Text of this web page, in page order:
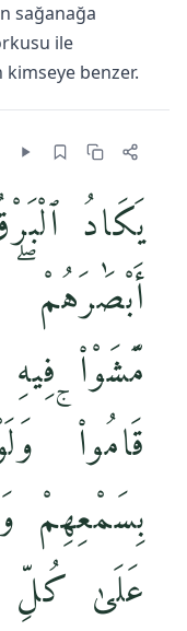
sağanağa
ile
kimseye benzer.
يَكَادُ
أَبْصَٰرَهُمْ
مَّشَوْا۟
قَامُوا۟
بِسَمْعِهِمْ
عَلَىٰ كُلِّ